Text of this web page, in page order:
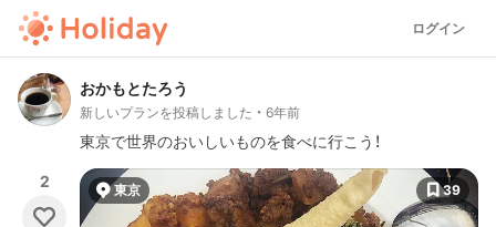
ログイン
おかもとたろう
新しいプランを投稿しました 6年前
東京で世界のおいしいものを食べに行こう！
2 東京 39